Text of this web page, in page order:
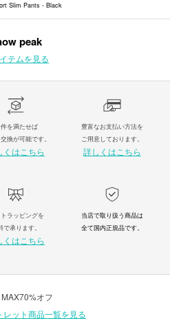
Slim Pants - Black
peak
テムを見る
を満たせば
換が可能です。
くはこちら
豊富なお支払い方法を
ご用意しております。
詳しくはこちら
ラッピングを
で承ります。
くはこちら
当店で取り扱う商品は
全て国内正規品です。
MAX70%オフ
レット商品一覧を見る